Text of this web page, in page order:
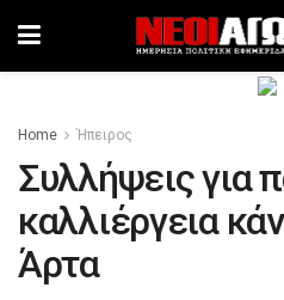
Home Ήπειρος
Συλλήψεις για
καλλιέργεια
Άρτα